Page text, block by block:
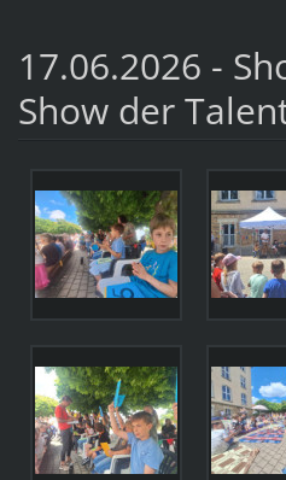
17.06.2026 -
Show der